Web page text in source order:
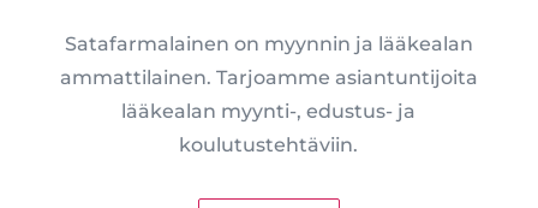
Satafarmalainen on myynnin ja lääkealan
ammattilainen. Tarjoamme asiantuntijoita
lääkealan myynti-, edustus- ja
koulutustehtäviin.